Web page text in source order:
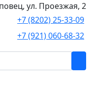
ул. Проезжая, 2
+7 (8202) 25-33-09
+7 (921) 060-68-32